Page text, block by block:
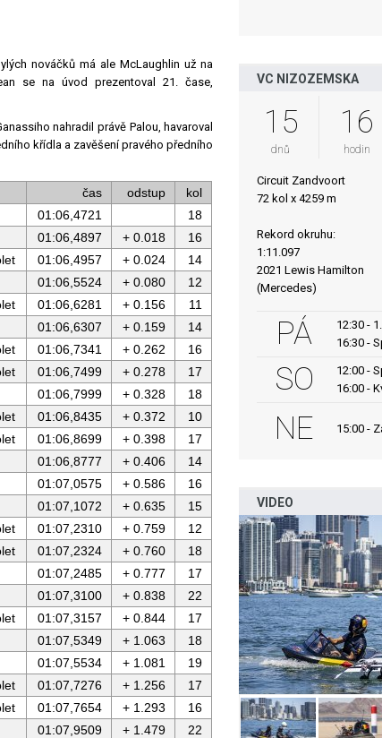
nováčků má ale McLaughlin už na
se na úvod prezentoval 21. čase,
nahradil právě Palou, havaroval
křídla a zavěšení pravého předního
čas odstup
kol
01:06,4721
18
01:06,4897 + 0.018
16
01:06,4957 + 0.024
14
01:06,5524 + 0.080
12
01:06,6281 + 0.156
11
01:06,6307 + 0.159
14
01:06,7341 + 0.262
16
01:06,7499 + 0.278
17
01:06,7999 + 0.328
18
01:06,8435 + 0.372
10
01:06,8699 + 0.398
17
01:06,8777 + 0.406
14
01:07,0575 + 0.586
16
01:07,1072 + 0.635
15
01:07,2310 + 0.759
12
01:07,2324 + 0.760
18
01:07,2485 + 0.777
17
01:07,3100 + 0.838
22
01:07,3157 + 0.844
17
01:07,5349 + 1.063
18
01:07,5534 + 1.081
19
01:07,7276 + 1.256
17
01:07,7654 + 1.293
16
01:07,9509 + 1.479 22
VC NIZOZEMSKA
15
dnů
16
hodin
Circuit Zandvoort
72 kol x 4259 m
Rekord okruhu:
1:11.097
2021 Lewis Hamilton
(Mercedes)
PÁ
12:30 -
16:30 -
SO
12:00 -
16:00 -
NE 15:00 -
VIDEO